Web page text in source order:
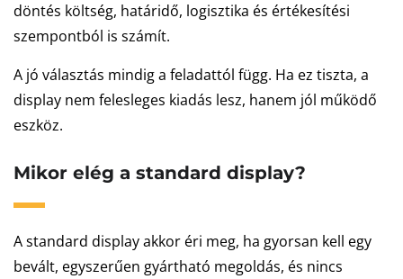
döntés költség, határidő, logisztika és értékesítési
szempontból is számít.
A jó választás mindig a feladattól függ. Ha ez tiszta, a
display nem felesleges kiadás lesz, hanem jól működő
eszköz.
Mikor elég a standard display?
A standard display akkor éri meg, ha gyorsan kell egy
bevált, egyszerűen gyártható megoldás, és nincs